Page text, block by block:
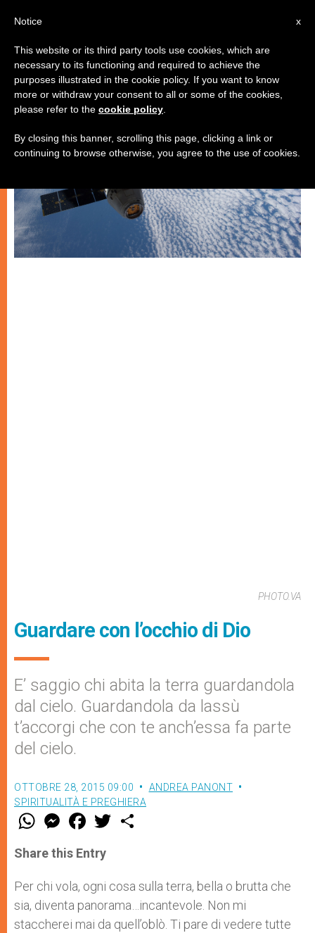
SPIRITUALITÀ E PREGHIERA
PHOTO.VA
Guardare con l’occhio di Dio
E’ saggio chi abita la terra guardandola
dal cielo. Guardandola da lassù
t’accorgi che con te anch’essa fa parte
del cielo.
OTTOBRE 28, 2015 09:00
ANDREA PANONT
SPIRITUALITÀ E PREGHIERA
W
t
s
p
p
M
e
s
e
g
e
r
F
a
e
b
o
k
w
r
Share this Entry
Per chi vola, ogni cosa sulla terra, bella o brutta che
sia, diventa panorama…incantevole. Non mi
staccherei mai da quell’oblò. Ti pare di vedere tutte
x
Notice
This website or its third party tools use cookies, which are
necessary to its functioning and required to achieve the
purposes illustrated in the cookie policy. If you want to know
more or withdraw your consent to all or some of the cookies,
please refer to the cookie policy
By closing this banner, scrolling this page, clicking a link or
continuing to browse otherwise, you agree to the use of cookies.